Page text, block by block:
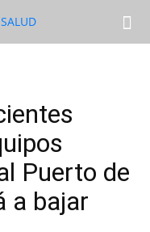
Puerto de
a bajar